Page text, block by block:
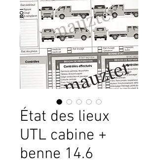
État des lieux
UTL cabine +
benne 14.6